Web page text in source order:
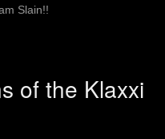
Slain!!
of the Klaxxi